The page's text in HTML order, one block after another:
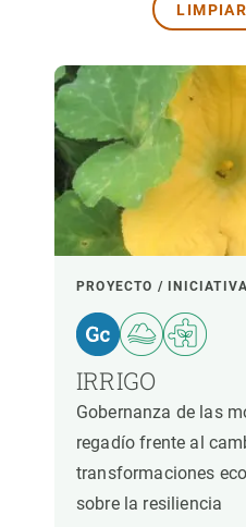
TEMAS TRANSVERSALES
LIDERADO POR
PARTICIPANTES
FINANCIACIÓN
AÑO DE INICIO
LIDERAZGO CREAF
- CUALQUIERA -
PROYECTO / INICIATIVA
IRRIGO
Gobernanza de las
regadío frente al
transformaciones
sobre la resiliencia